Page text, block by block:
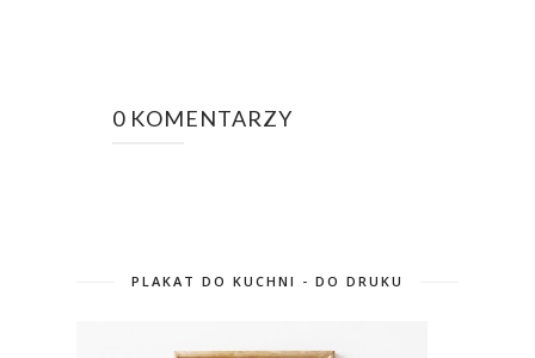
0 KOMENTARZY
PLAKAT DO KUCHNI - DO DRUKU